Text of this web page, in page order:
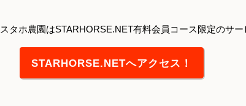
タホ農園はSTARHORSE.NET有料会員コース限定のサー
STARHORSE.NETへアクセス！